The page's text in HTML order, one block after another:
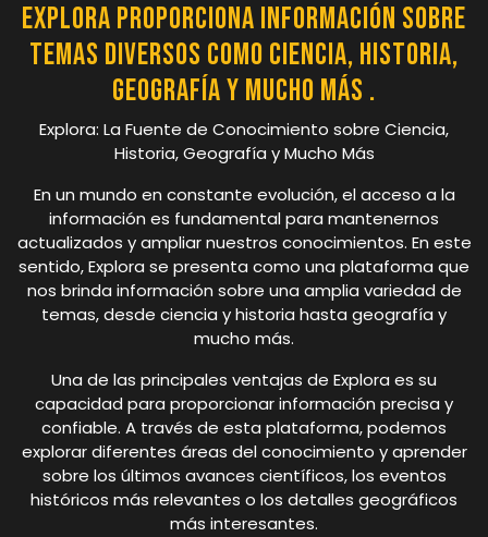
Explora proporciona información sobre
temas diversos como ciencia, historia,
geografía y mucho más .
Explora: La Fuente de Conocimiento sobre Ciencia,
Historia, Geografía y Mucho Más
En un mundo en constante evolución, el acceso a la
información es fundamental para mantenernos
actualizados y ampliar nuestros conocimientos. En este
sentido, Explora se presenta como una plataforma que
nos brinda información sobre una amplia variedad de
temas, desde ciencia y historia hasta geografía y
mucho más.
Una de las principales ventajas de Explora es su
capacidad para proporcionar información precisa y
confiable. A través de esta plataforma, podemos
explorar diferentes áreas del conocimiento y aprender
sobre los últimos avances científicos, los eventos
históricos más relevantes o los detalles geográficos
más interesantes.